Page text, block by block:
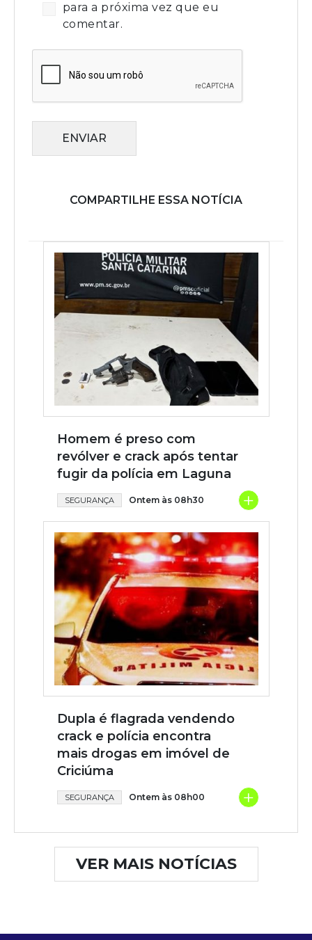
para a próxima vez que eu
comentar.
ENVIAR
COMPARTILHE ESSA NOTÍCIA
Homem é preso com
revólver e crack após tentar
fugir da polícia em Laguna
SEGURANÇA Ontem às 08h30 +
Dupla é flagrada vendendo
crack e polícia encontra
mais drogas em imóvel de
Criciúma
SEGURANÇA Ontem às 08h00 +
VER MAIS NOTÍCIAS